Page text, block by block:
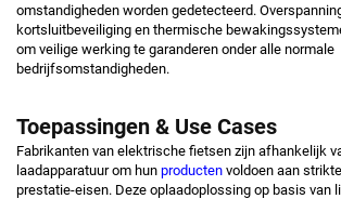
omstandigheden worden gedetecteerd.
kortsluitbeveiliging en thermische
om veilige werking te garanderen onder alle normale
bedrijfsomstandigheden.
Toepassingen & Use Cases
Fabrikanten van elektrische fietsen zijn afhankelijk
laadapparatuur om hun producten voldoen aan
prestatie-eisen. Deze oplaadoplossing op basis van